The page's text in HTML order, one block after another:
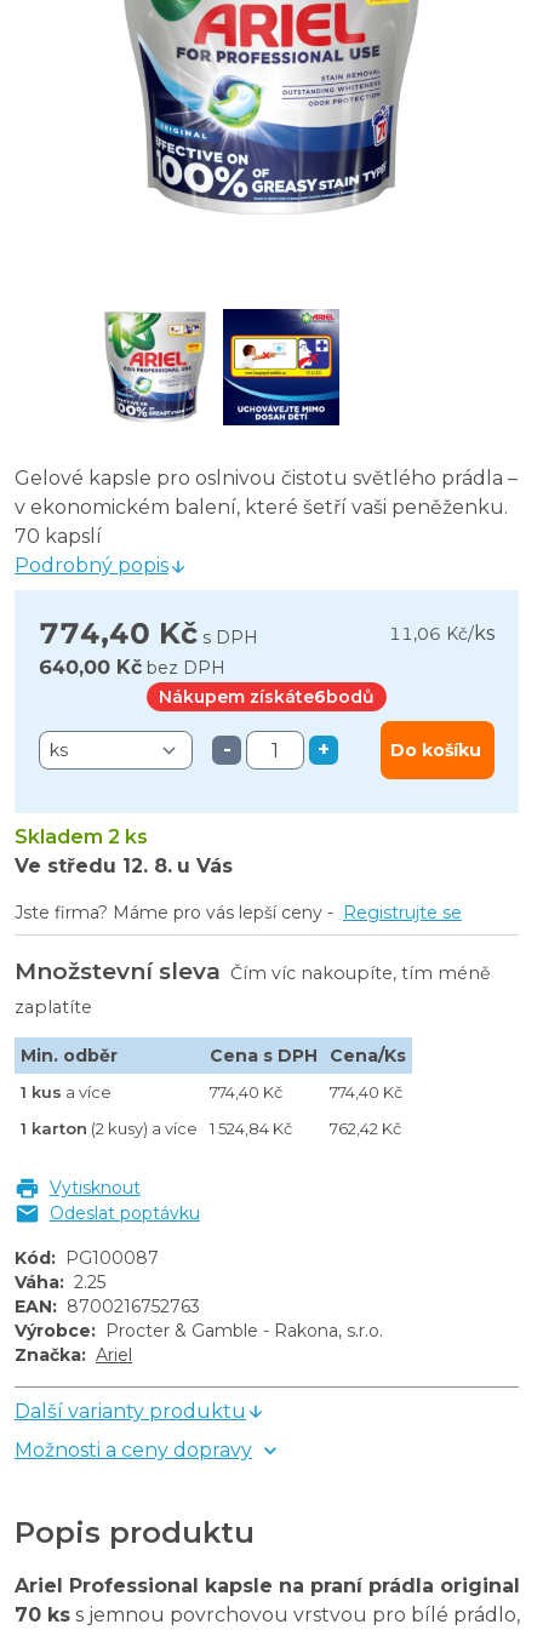
Gelové kapsle pro oslnivou čistotu světlého prádla –
v ekonomickém balení, které šetří vaši peněženku.
70 kapslí
Podrobný popis
774,40 Kč s DPH 11,06 Kč/ks
640,00 Kč bez DPH
Nákupem získáte6bodů
- + Do košíku
Skladem 2 ks
Ve středu 12. 8. u Vás
Jste firma? Máme pro vás lepší ceny - Registrujte se
Množstevní sleva Čím víc nakoupíte, tím méně
zaplatíte
Min. odběr Cena s DPH Cena/Ks
1 kus a více 774,40 Kč
774,40 Kč
1 karton (2 kusy) a více 1 524,84 Kč 762,42 Kč
Vytisknout
Odeslat poptávku
Kód: PG100087
Váha: 2.25
EAN: 8700216752763
Výrobce: Procter & Gamble - Rakona, s.r.o.
Značka: Ariel
Další varianty produktu
Možnosti a ceny dopravy
Popis produktu
Ariel Professional kapsle na praní prádla original
70 ks s jemnou povrchovou vrstvou pro bílé prádlo,